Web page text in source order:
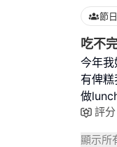
節
吃不
今年
有俾
做
評分
顯示所